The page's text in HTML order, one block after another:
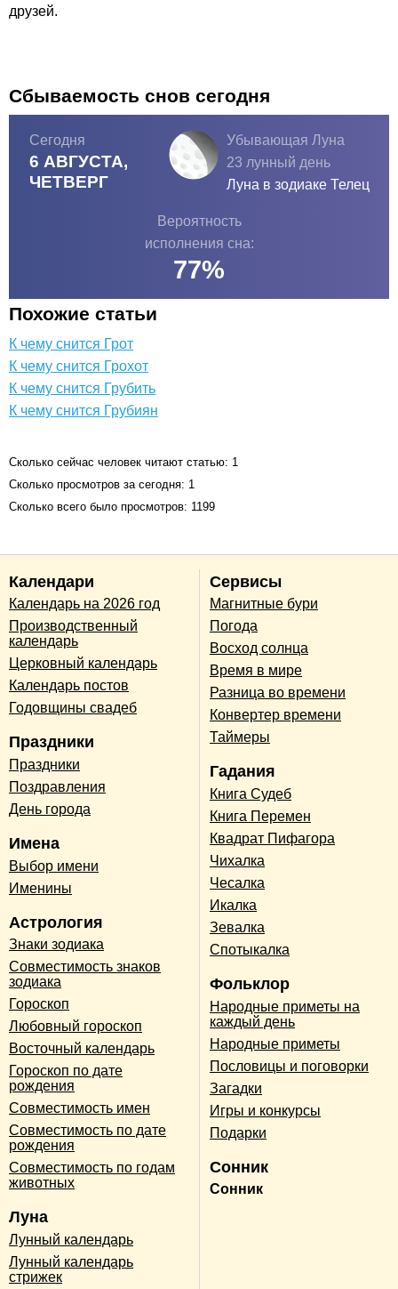
друзей.
Сбываемость снов сегодня
Сегодня
6 АВГУСТА,
ЧЕТВЕРГ
Убывающая Луна
23 лунный день
Луна в зодиаке Телец
Вероятность
исполнения сна:
77%
Похожие статьи
К чему снится Грот
К чему снится Грохот
К чему снится Грубить
К чему снится Грубиян
Сколько сейчас человек читают статью: 1
Сколько просмотров за сегодня: 1
Сколько всего было просмотров: 1199
Календари
Календарь на 2026 год
Производственный
календарь
Церковный календарь
Календарь постов
Годовщины свадеб
Праздники
Праздники
Поздравления
День города
Имена
Выбор имени
Именины
Астрология
Знаки зодиака
Совместимость знаков
зодиака
Гороскоп
Любовный гороскоп
Восточный календарь
Гороскоп по дате
рождения
Совместимость имен
Совместимость по дате
рождения
Совместимость по годам
животных
Луна
Лунный календарь
Лунный календарь
стрижек
Сервисы
Магнитные бури
Погода
Восход солнца
Время в мире
Разница во времени
Конвертер времени
Таймеры
Гадания
Книга Судеб
Книга Перемен
Квадрат Пифагора
Чихалка
Чесалка
Икалка
Зевалка
Спотыкалка
Фольклор
Народные приметы на
каждый день
Народные приметы
Пословицы и поговорки
Загадки
Игры и конкурсы
Подарки
Сонник
Сонник